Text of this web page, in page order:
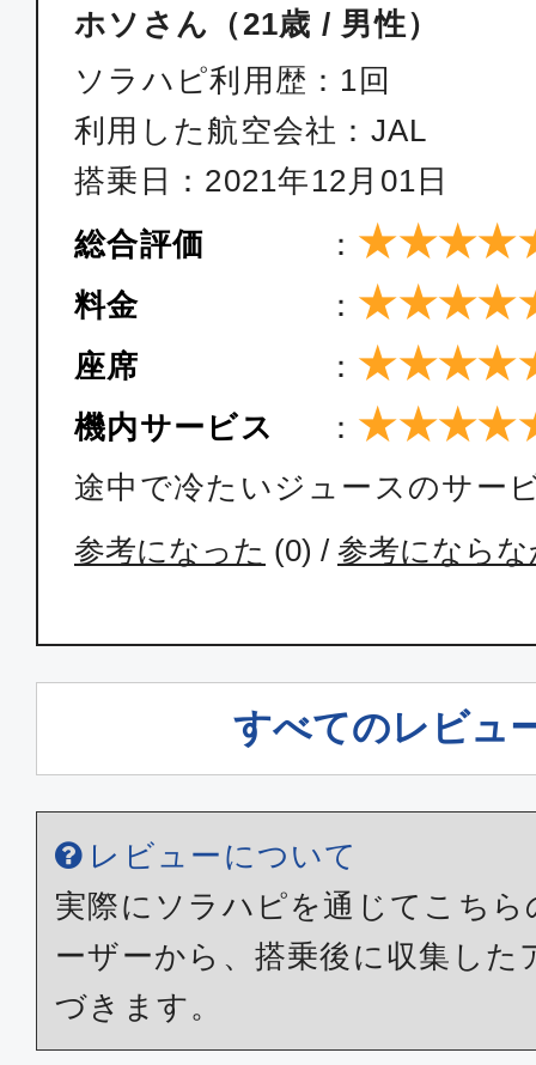
ホソさん（21歳 / 男性）
ソラハピ利用歴：1回
利用した航空会社：JAL
搭乗日：2021年12月01日
総合評価
：
料金 ：
座席 ：
機内サービス ：
途中で冷たいジュースのサー
参考になった (0) / 参考になら
すべてのレビュ
レビューについて
実際にソラハピを通じてこち
ーザーから、搭乗後に収集した
づきます。